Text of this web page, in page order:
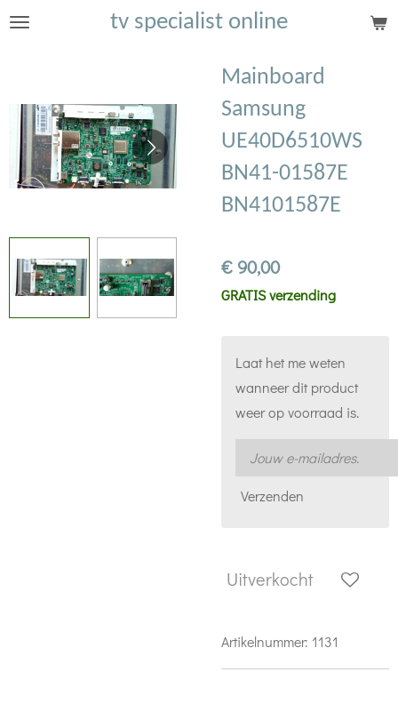
Ga
hoofdinhoud
tv specialist online
Mainboard
Samsung
UE40D6510WS
BN41-01587E
BN4101587E
€ 90,00
GRATIS verzending
Laat het me weten
wanneer dit product
weer op voorraad is.
Verzenden
Uitverkocht
Artikelnummer: 1131